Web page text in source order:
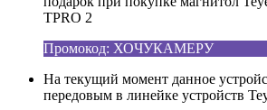
TPRO 2
Промокод: ХОЧУКАМЕРУ
На текущий момент данное
передовым в линейке устройств